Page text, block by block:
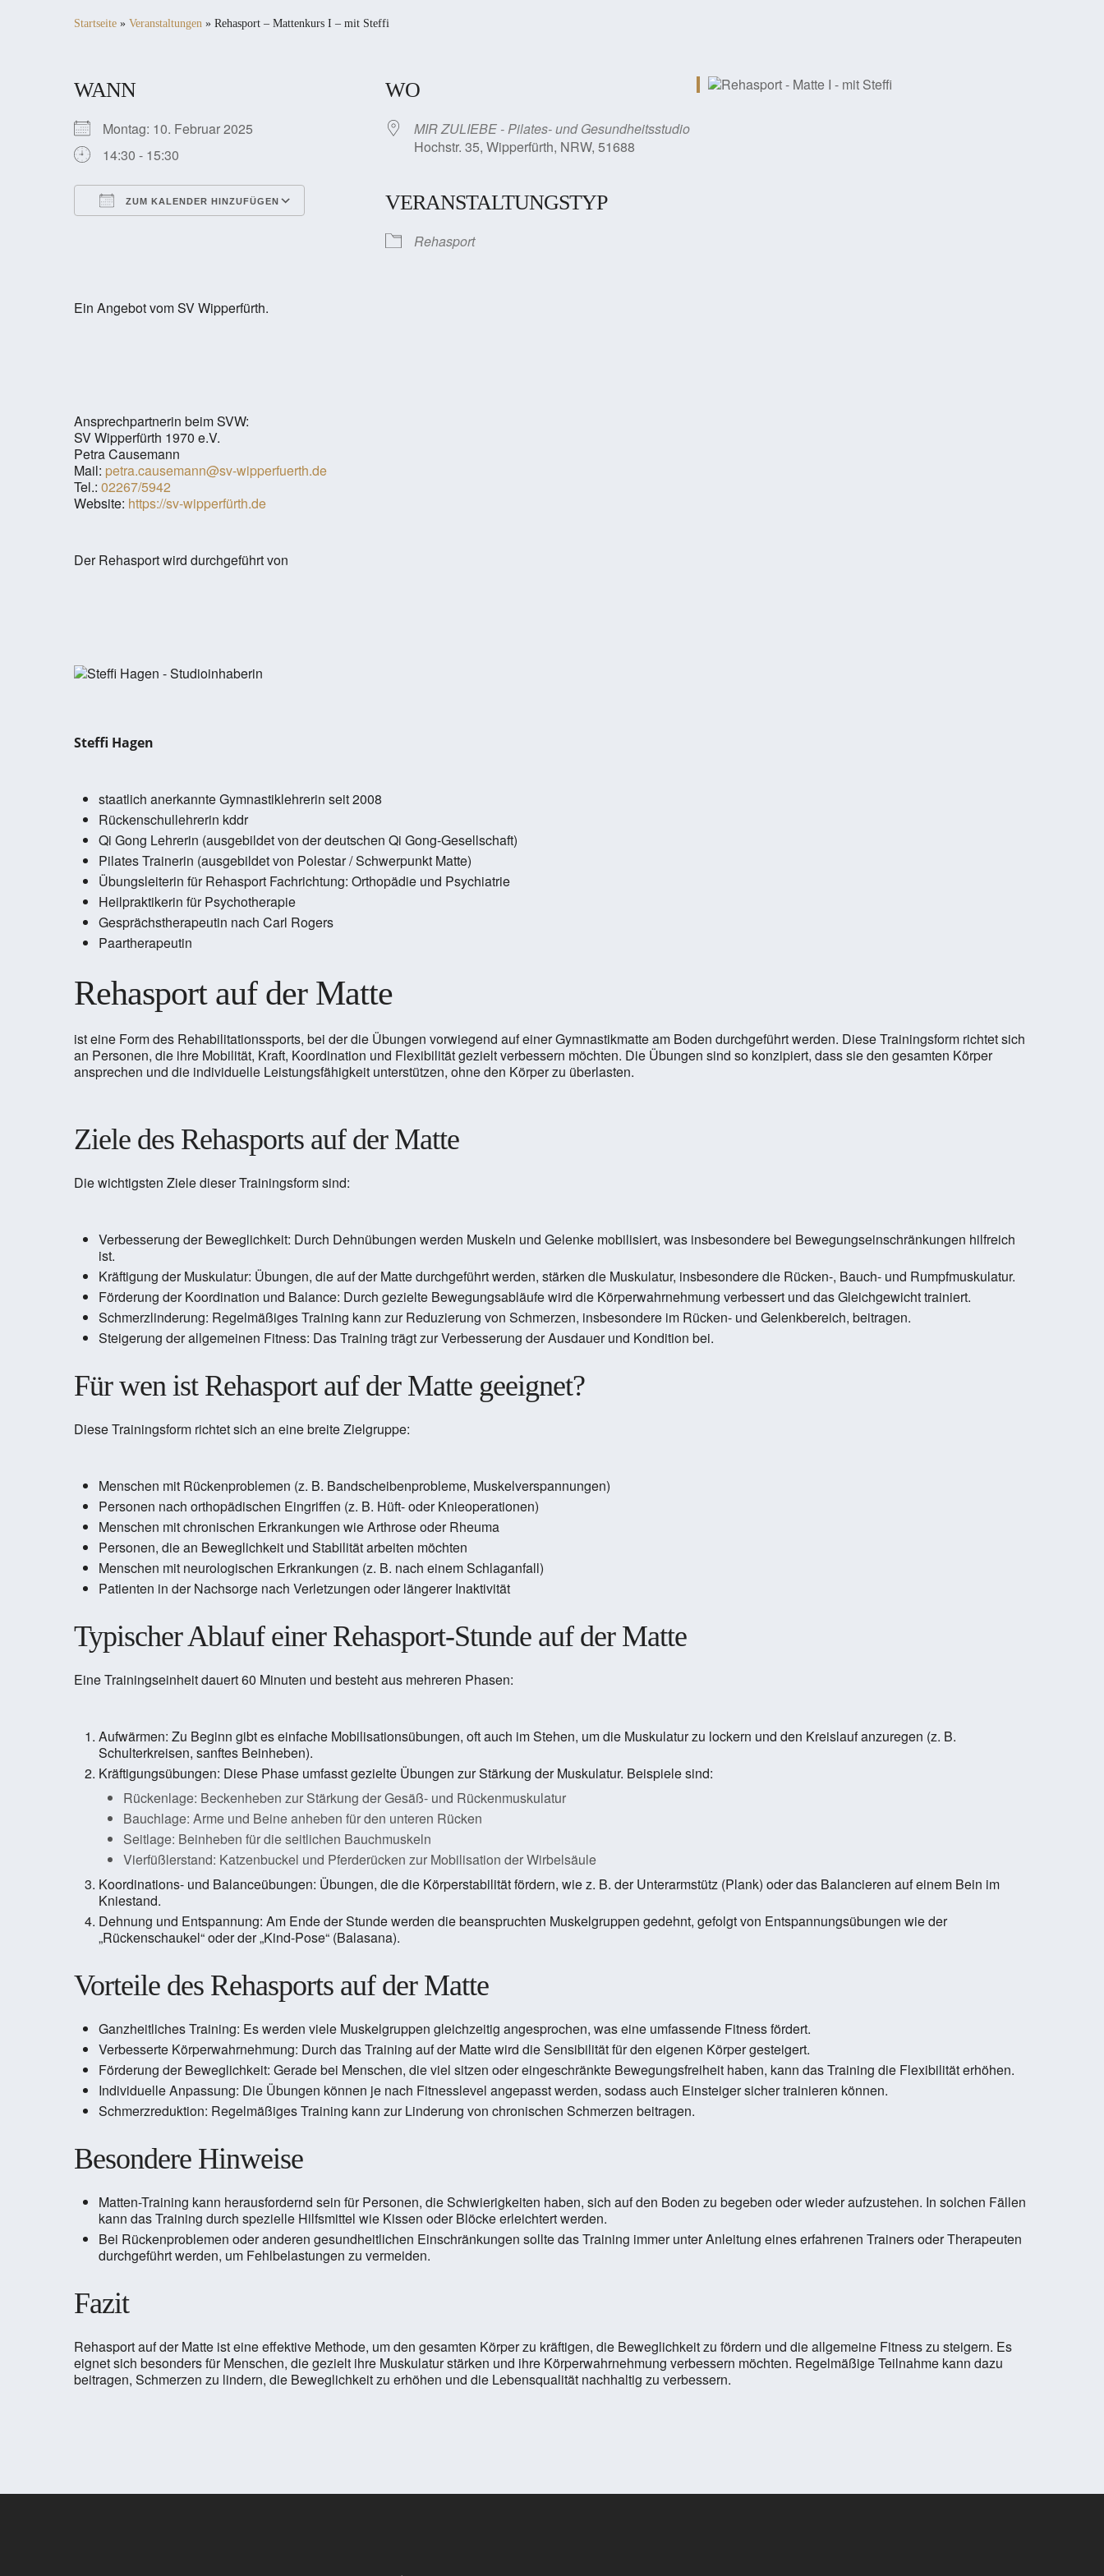
Startseite » Veranstaltungen » Rehasport – Mattenkurs I – mit Steffi
WANN
Montag: 10. Februar 2025
14:30 - 15:30
ZUM KALENDER HINZUFÜGEN
WO
MIR ZULIEBE - Pilates- und Gesundheitsstudio
Hochstr. 35, Wipperfürth, NRW, 51688
VERANSTALTUNGSTYP
Rehasport
Ein Angebot vom SV Wipperfürth.
Ansprechpartnerin beim SVW:
SV Wipperfürth 1970 e.V.
Petra Causemann
Mail: petra.causemann@sv-wipperfuerth.de
Tel.: 02267/5942
Website: https://sv-wipperfürth.de
Der Rehasport wird durchgeführt von
Steffi Hagen
staatlich anerkannte Gymnastiklehrerin seit 2008
Rückenschullehrerin kddr
Qi Gong Lehrerin (ausgebildet von der deutschen Qi Gong-Gesellschaft)
Pilates Trainerin (ausgebildet von Polestar / Schwerpunkt Matte)
Übungsleiterin für Rehasport Fachrichtung: Orthopädie und Psychiatrie
Heilpraktikerin für Psychotherapie
Gesprächstherapeutin nach Carl Rogers
Paartherapeutin
Rehasport auf der Matte
ist eine Form des Rehabilitationssports, bei der die Übungen vorwiegend auf einer Gymnastikmatte am Boden durchgeführt werden. Diese Trainingsform richtet sich
an Personen, die ihre Mobilität, Kraft, Koordination und Flexibilität gezielt verbessern möchten. Die Übungen sind so konzipiert, dass sie den gesamten Körper
ansprechen und die individuelle Leistungsfähigkeit unterstützen, ohne den Körper zu überlasten.
Ziele des Rehasports auf der Matte
Die wichtigsten Ziele dieser Trainingsform sind:
Verbesserung der Beweglichkeit: Durch Dehnübungen werden Muskeln und Gelenke mobilisiert, was insbesondere bei Bewegungseinschränkungen hilfreich
ist.
Kräftigung der Muskulatur: Übungen, die auf der Matte durchgeführt werden, stärken die Muskulatur, insbesondere die Rücken-, Bauch- und Rumpfmuskulatur.
Förderung der Koordination und Balance: Durch gezielte Bewegungsabläufe wird die Körperwahrnehmung verbessert und das Gleichgewicht trainiert.
Schmerzlinderung: Regelmäßiges Training kann zur Reduzierung von Schmerzen, insbesondere im Rücken- und Gelenkbereich, beitragen.
Steigerung der allgemeinen Fitness: Das Training trägt zur Verbesserung der Ausdauer und Kondition bei.
Für wen ist Rehasport auf der Matte geeignet?
Diese Trainingsform richtet sich an eine breite Zielgruppe:
Menschen mit Rückenproblemen (z. B. Bandscheibenprobleme, Muskelverspannungen)
Personen nach orthopädischen Eingriffen (z. B. Hüft- oder Knieoperationen)
Menschen mit chronischen Erkrankungen wie Arthrose oder Rheuma
Personen, die an Beweglichkeit und Stabilität arbeiten möchten
Menschen mit neurologischen Erkrankungen (z. B. nach einem Schlaganfall)
Patienten in der Nachsorge nach Verletzungen oder längerer Inaktivität
Typischer Ablauf einer Rehasport-Stunde auf der Matte
Eine Trainingseinheit dauert 60 Minuten und besteht aus mehreren Phasen:
Aufwärmen: Zu Beginn gibt es einfache Mobilisationsübungen, oft auch im Stehen, um die Muskulatur zu lockern und den Kreislauf anzuregen (z. B.
Schulterkreisen, sanftes Beinheben).
Kräftigungsübungen: Diese Phase umfasst gezielte Übungen zur Stärkung der Muskulatur. Beispiele sind:
Rückenlage: Beckenheben zur Stärkung der Gesäß- und Rückenmuskulatur
Bauchlage: Arme und Beine anheben für den unteren Rücken
Seitlage: Beinheben für die seitlichen Bauchmuskeln
Vierfüßlerstand: Katzenbuckel und Pferderücken zur Mobilisation der Wirbelsäule
Koordinations- und Balanceübungen: Übungen, die die Körperstabilität fördern, wie z. B. der Unterarmstütz (Plank) oder das Balancieren auf einem Bein im
Kniestand.
Dehnung und Entspannung: Am Ende der Stunde werden die beanspruchten Muskelgruppen gedehnt, gefolgt von Entspannungsübungen wie der
„Rückenschaukel“ oder der „Kind-Pose“ (Balasana).
Vorteile des Rehasports auf der Matte
Ganzheitliches Training: Es werden viele Muskelgruppen gleichzeitig angesprochen, was eine umfassende Fitness fördert.
Verbesserte Körperwahrnehmung: Durch das Training auf der Matte wird die Sensibilität für den eigenen Körper gesteigert.
Förderung der Beweglichkeit: Gerade bei Menschen, die viel sitzen oder eingeschränkte Bewegungsfreiheit haben, kann das Training die Flexibilität erhöhen.
Individuelle Anpassung: Die Übungen können je nach Fitnesslevel angepasst werden, sodass auch Einsteiger sicher trainieren können.
Schmerzreduktion: Regelmäßiges Training kann zur Linderung von chronischen Schmerzen beitragen.
Besondere Hinweise
Matten-Training kann herausfordernd sein für Personen, die Schwierigkeiten haben, sich auf den Boden zu begeben oder wieder aufzustehen. In solchen Fällen
kann das Training durch spezielle Hilfsmittel wie Kissen oder Blöcke erleichtert werden.
Bei Rückenproblemen oder anderen gesundheitlichen Einschränkungen sollte das Training immer unter Anleitung eines erfahrenen Trainers oder Therapeuten
durchgeführt werden, um Fehlbelastungen zu vermeiden.
Fazit
Rehasport auf der Matte ist eine effektive Methode, um den gesamten Körper zu kräftigen, die Beweglichkeit zu fördern und die allgemeine Fitness zu steigern. Es
eignet sich besonders für Menschen, die gezielt ihre Muskulatur stärken und ihre Körperwahrnehmung verbessern möchten. Regelmäßige Teilnahme kann dazu
beitragen, Schmerzen zu lindern, die Beweglichkeit zu erhöhen und die Lebensqualität nachhaltig zu verbessern.